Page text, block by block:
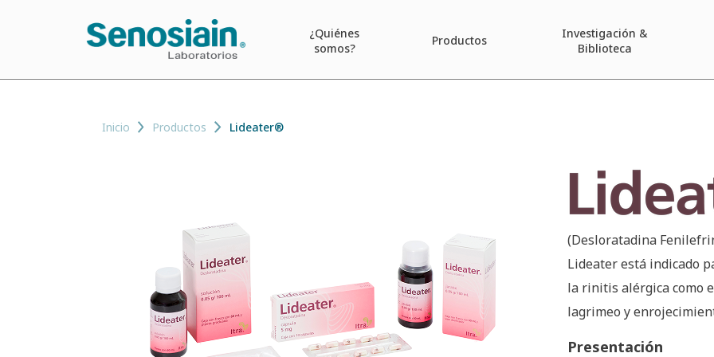
¿Quiénes
somos?
Productos
Investigación &
Biblioteca
Inicio Productos Lideater®
(Desloratadina
Lideater está indicado
la rinitis alérgica como
lagrimeo y
Presentación